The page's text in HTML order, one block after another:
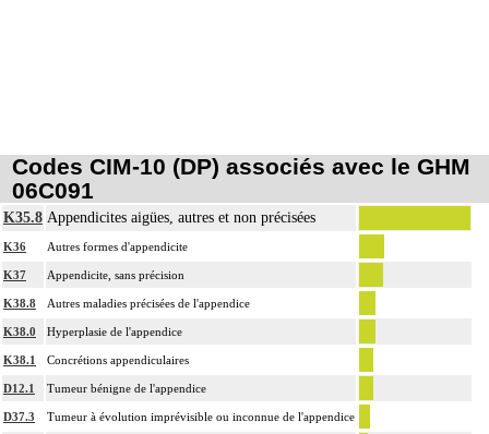
Codes CIM-10 (DP) associés avec le GHM
06C091
K35.8 Appendicites aigües, autres et non précisées
K36 Autres formes d'appendicite
K37 Appendicite, sans précision
K38.8 Autres maladies précisées de l'appendice
K38.0 Hyperplasie de l'appendice
K38.1 Concrétions appendiculaires
D12.1 Tumeur bénigne de l'appendice
D37.3 Tumeur à évolution imprévisible ou inconnue de l'appendice